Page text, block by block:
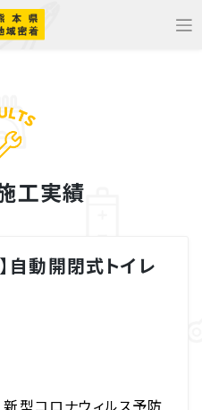
工実績
自動開閉式トイレ
型コロナウィルス予防